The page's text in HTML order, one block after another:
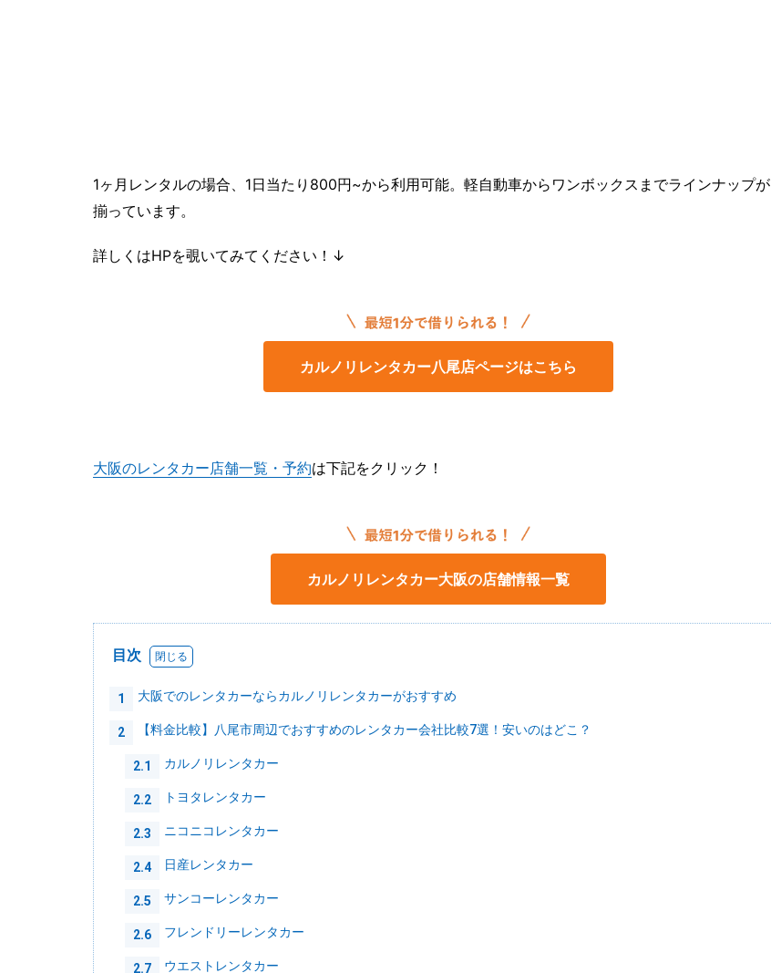
1ヶ月レンタルの場合、1日当たり800円~から利用可能。軽自動車からワンボックスまでラインナップが
揃っています。
詳しくはHPを覗いてみてください！↓
カルノリレンタカー八尾店ページはこちら
大阪のレンタカー店舗一覧・予約は下記をクリック！
カルノリレンタカー大阪の店舗情報一覧
目次
1 大阪でのレンタカーならカルノリレンタカーがおすすめ
2 【料金比較】八尾市周辺でおすすめのレンタカー会社比較7選！安いのはどこ？
2.1 カルノリレンタカー
2.2 トヨタレンタカー
2.3 ニコニコレンタカー
2.4 日産レンタカー
2.5 サンコーレンタカー
2.6 フレンドリーレンタカー
2.7 ウエストレンタカー